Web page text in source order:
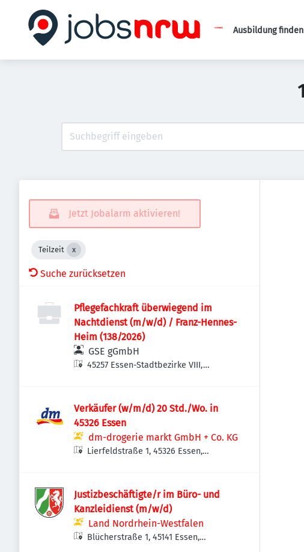
Ausbildung finden
Jetzt Jobalarm aktivieren!
Teilzeit
Suche zurücksetzen
Pflegefachkraft überwiegend im
Nachtdienst (m/w/d) / Franz-Hennes-
Heim (138/2026)
GSE gGmbH
45257 Essen-Stadtbezirke VIII,
Verkäufer (w/m/d) 20 Std./Wo. in
45326 Essen
dm-drogerie markt GmbH + Co. KG
Lierfeldstraße 1, 45326 Essen,
Justizbeschäftigte/r im Büro- und
Kanzleidienst (m/w/d)
Land Nordrhein-Westfalen
Blücherstraße 1, 45141 Essen,